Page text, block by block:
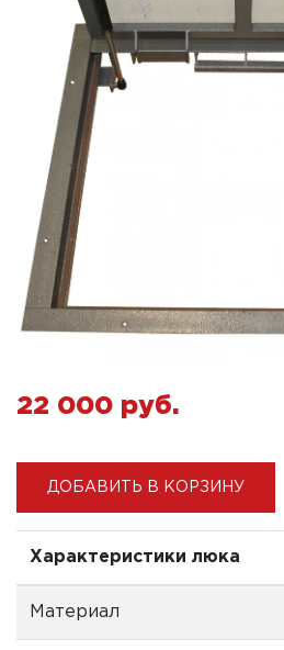
22 000 pуб.
ДОБАВИТЬ В КОРЗИНУ
Характеристики люка
Материал